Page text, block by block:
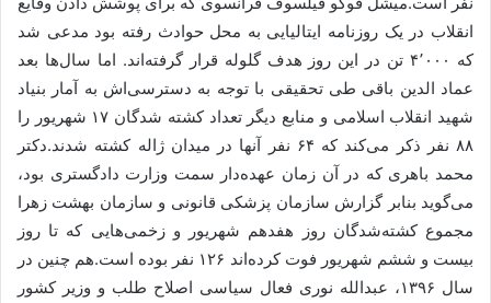
انقلاب در یک روزنامه ایتالیایی به محل حوادث رفته بود مدعی شد
که ۴٬۰۰۰ تن در این روز هدف گلوله قرار گرفته‌اند. اما سال‌ها بعد
عماد الدین باقی طی تحقیقی با توجه به دسترسی‌اش به آمار بنیاد
شهید انقلاب اسلامی و منابع دیگر تعداد کشته شدگان ۱۷ شهریور را
۸۸ نفر ذکر می‌کند که ۶۴ نفر آنها در میدان ژاله کشته شدند.دکتر
محمد باهری که در آن زمان عهده‌دار سمت وزارت دادگستری بود،
می‌گوید بنابر گزارش سازمان پزشکی قانونی و سازمان بهشت زهرا
مجموع کشته‌شدگان روز هفدهم شهریور و زخمی‌هایی که تا روز
بیست و ششم شهریور فوت کرده‌اند ۱۲۶ نفر بوده است.هم چنین در
سال ۱۳۹۶، عبدالله نوری فعال سیاسی اصلاح طلب و وزیر کشور